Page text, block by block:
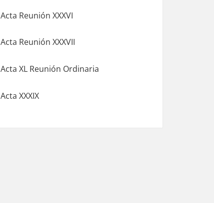
Acta Reunión XXXVI
Acta Reunión XXXVII
Acta XL Reunión Ordinaria
Acta XXXIX